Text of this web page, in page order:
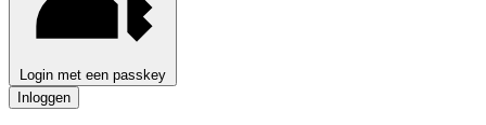
Login met een passkey
Inloggen